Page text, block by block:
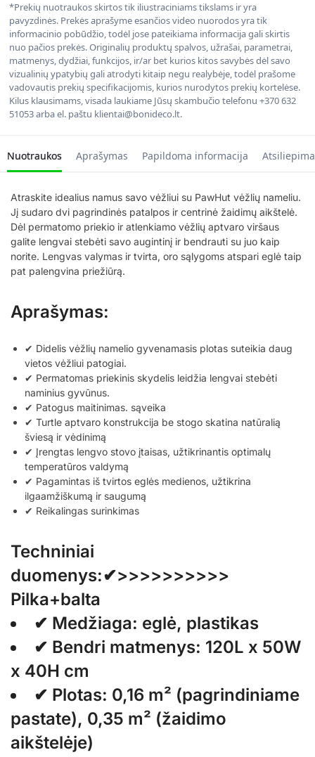
*Prekių nuotraukos skirtos tik iliustraciniams tikslams ir yra
pavyzdinės. Prekės aprašyme esančios video nuorodos yra tik
informacinio pobūdžio, todėl jose pateikiama informacija gali skirtis
nuo pačios prekės. Originalių produktų spalvos, užrašai, parametrai,
matmenys, dydžiai, funkcijos, ir/ar bet kurios kitos savybės dėl savo
vizualinių ypatybių gali atrodyti kitaip negu realybėje, todėl prašome
vadovautis prekių specifikacijomis, kurios nurodytos prekių kortelėse.
Kilus klausimams, visada laukiame Jūsų skambučio telefonu +370 632
51053 arba el. paštu klientai@bonideco.lt.
Nuotraukos Aprašymas Papildoma informacija
Atraskite idealius namus savo vėžliui su PawHut vėžlių nameliu.
Jį sudaro dvi pagrindinės patalpos ir centrinė žaidimų aikštelė.
Dėl permatomo priekio ir atlenkiamo vėžlių aptvaro viršaus
galite lengvai stebėti savo augintinį ir bendrauti su juo kaip
norite. Lengvas valymas ir tvirta, oro sąlygoms atspari eglė taip
pat palengvina priežiūrą.
Aprašymas:
✔ Didelis vėžlių namelio gyvenamasis plotas suteikia daug
vietos vėžliui patogiai.
✔ Permatomas priekinis skydelis leidžia lengvai stebėti
naminius gyvūnus.
✔ Patogus maitinimas. sąveika
✔ Turtle aptvaro konstrukcija be stogo skatina natūralią
šviesą ir vėdinimą
✔ Įrengtas lengvo stovo įtaisas, užtikrinantis optimalų
temperatūros valdymą
✔ Pagamintas iš tvirtos eglės medienos, užtikrina
ilgaamžiškumą ir saugumą
✔ Reikalingas surinkimas
Techniniai
duomenys:✔>>>>>>>>>>
Pilka+balta
✔ Medžiaga: eglė, plastikas
✔ Bendri matmenys: 120L x 50W
x 40H cm
✔ Plotas: 0,16 m² (pagrindiniame
pastate), 0,35 m² (žaidimo
aikštelėje)